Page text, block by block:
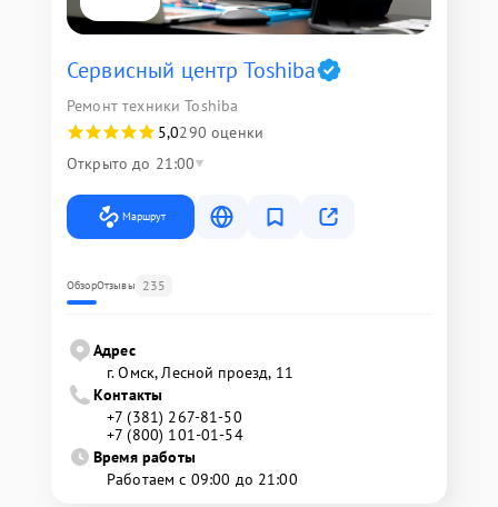
Сервисный центр Toshiba
Ремонт техники Toshiba
5,0290 оценки
Открыто до 21:00
Маршрут
ОбзорОтзывы 235
Адрес
г. Омск, ​Лесной проезд, 11
Контакты
+7 (381) 267-81-50
+7 (800) 101-01-54
Время работы
Работаем с 09:00 до 21:00